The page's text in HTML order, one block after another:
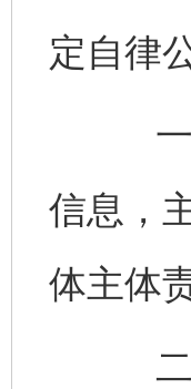
定自律
一、
信息，
体主体
二、